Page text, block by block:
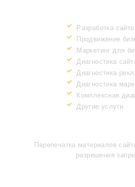
Разработка
Продвижение
Маркетинг для
Диагностика
Диагностика
Диагностика
Комплексная
Другие услуги
Перепечатка материалов
разрешения